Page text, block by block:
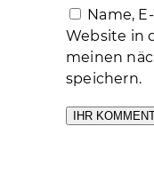
Name,
Website in
meinen
speichern.